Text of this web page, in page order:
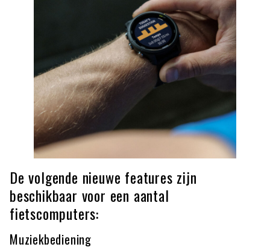
De volgende nieuwe features zijn
beschikbaar voor een aantal
fietscomputers:
Muziekbediening